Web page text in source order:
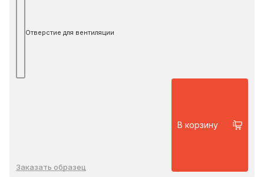
Отверстие для вентиляции
Заказать образец
В корзину